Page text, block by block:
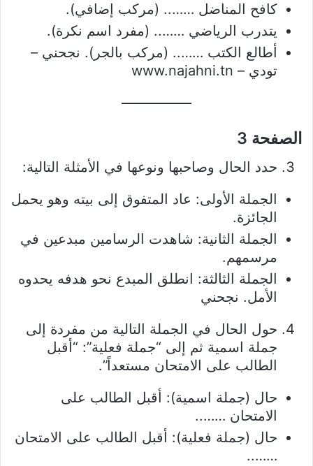
كافح المناضل …….. (مركب إضافي).
يتدرب الرياضي …….. (مفرد اسم نكرة).
أطالع الكتب …….. (مركب بالجر). نجحني –
تودي – www.najahni.tn
الصفحة 3
حدد الحال وصاحبها ونوعها في الأمثلة التالية:
الجملة الأولى: عاد المتفوق إلى بيته وهو يحمل
الجائزة.
الجملة الثانية: شاهدت الرسامين مبدعين في
مرسمهم.
الجملة الثالثة: انطلق المبدع نحو هدفه يحدوه
الأمل. نجحني
حول الحال في الجملة التالية من مفردة إلى
جملة اسمية ثم إلى “جملة فعلية”: “أقبل
الطالب على الامتحان مستعداً”.
حال (جملة اسمية): أقبل الطالب على
الامتحان ……..
حال (جملة فعلية): أقبل الطالب على الامتحان
……..